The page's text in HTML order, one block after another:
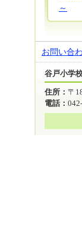
～
お問い合
谷戸小学
住所： 〒
電話：